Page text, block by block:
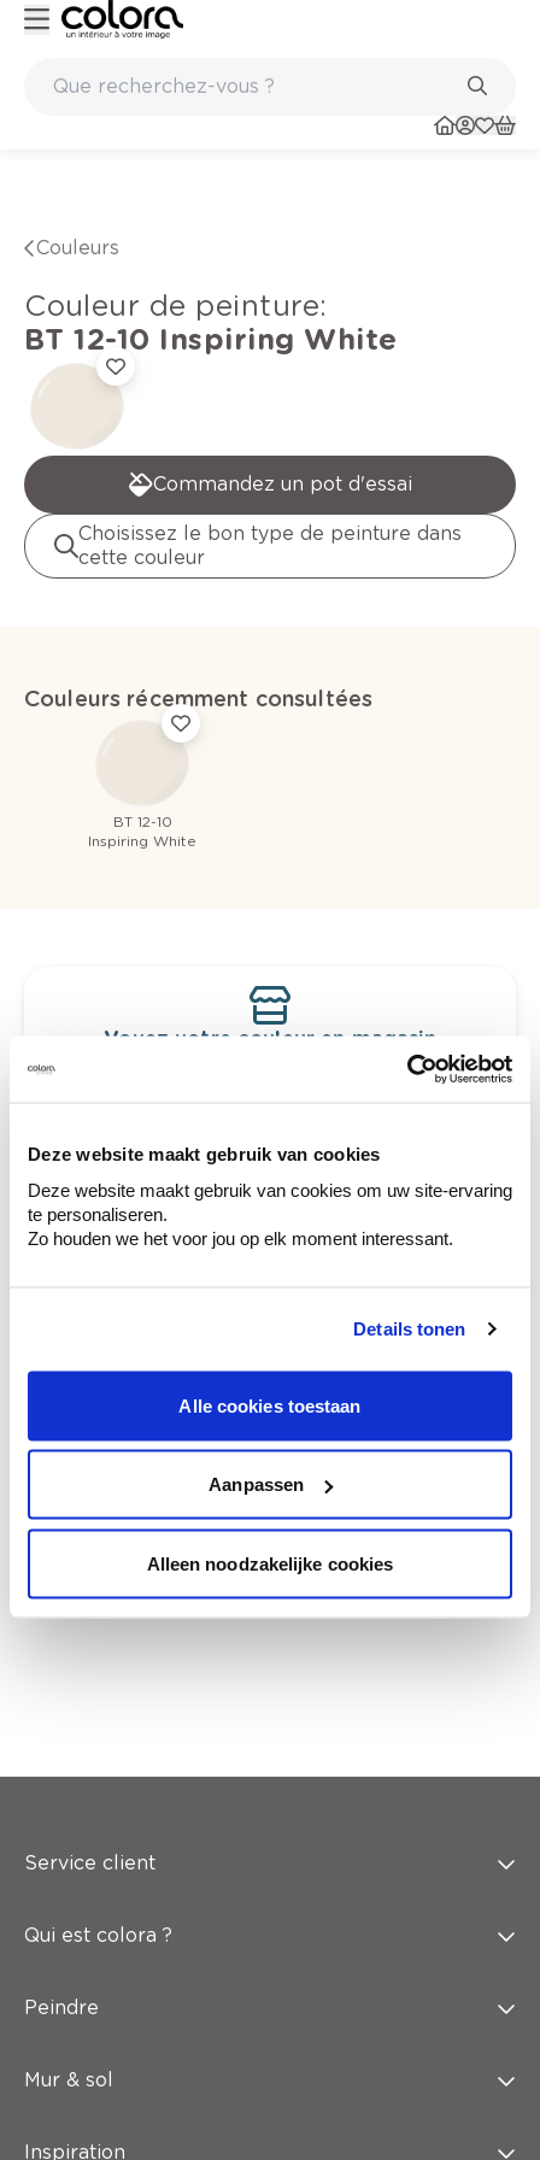
Deze website maakt gebruik van cookies
Deze website maakt gebruik van cookies om uw site-ervaring
te personaliseren.
Zo houden we het voor jou op elk moment interessant.
Details tonen
Alle cookies toestaan
Aanpassen
Alleen noodzakelijke cookies
Couleurs
Couleur de peinture:
BT 12-10 Inspiring White
Commandez un pot d'essai
Choisissez le bon type de peinture dans
cette couleur
Couleurs récemment consultées
BT 12-10
Inspiring White
Voyez votre couleur en magasin
Découvrez des échantillons de votre
votre couleur.
Obtenez des conseils personnalisés sur la
combinaison de couleurs.
Conseil couleur à domicile
en couleur.
l'éclairage et de votre mobilier.
Obtenez un contrôle technologique de vos
Service client
Qui est colora ?
Peindre
Mur & sol
Inspiration